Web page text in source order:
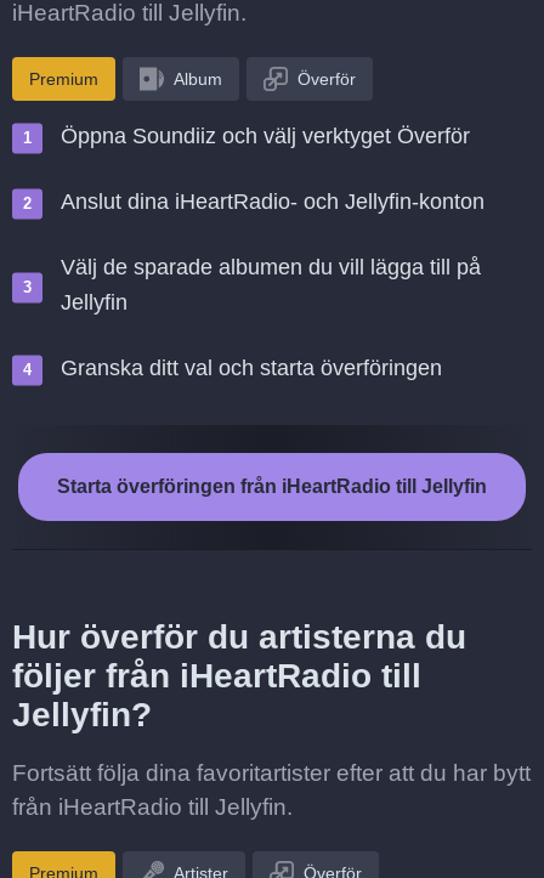
iHeartRadio till Jellyfin.
Premium Album Överför
Öppna Soundiiz och välj verktyget Överför
Anslut dina iHeartRadio- och Jellyfin-konton
Välj de sparade albumen du vill lägga till på
Jellyfin
Granska ditt val och starta överföringen
Starta överföringen från iHeartRadio till Jellyfin
Hur överför du artisterna du
följer från iHeartRadio till
Jellyfin?
Fortsätt följa dina favoritartister efter att du har bytt
från iHeartRadio till Jellyfin.
Premium Artister Överför